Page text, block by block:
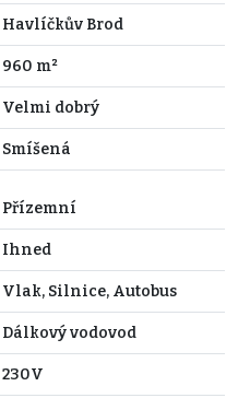
Havlíčkův Brod
960 m²
Velmi dobrý
Smíšená
Přízemní
Ihned
Vlak, Silnice, Autobus
Dálkový vodovod
230V